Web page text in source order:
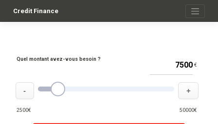
Credit Finance
Quel montant avez-vous besoin ?
€
- +
2500€ 50000€